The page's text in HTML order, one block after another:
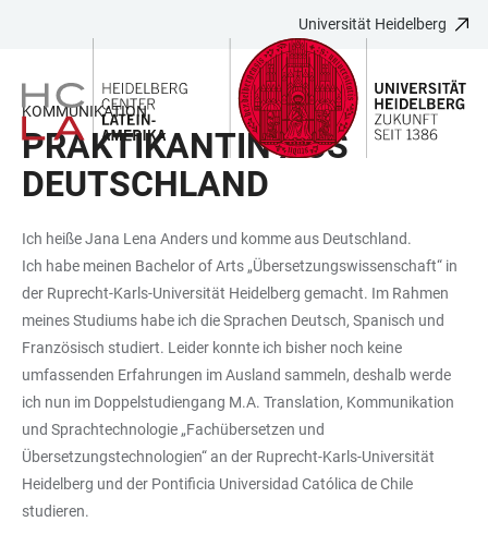
ZUR
BARRIEREFREIHEIT
Universität Heidelberg
KOMMUNIKATION
PRAKTIKANTIN AUS
DEUTSCHLAND
Ich heiße Jana Lena Anders und komme aus Deutschland.
Ich habe meinen Bachelor of Arts „Übersetzungswissenschaft“ in
der Ruprecht-Karls-Universität Heidelberg gemacht. Im Rahmen
meines Studiums habe ich die Sprachen Deutsch, Spanisch und
Französisch studiert. Leider konnte ich bisher noch keine
umfassenden Erfahrungen im Ausland sammeln, deshalb werde
ich nun im Doppelstudiengang M.A. Translation, Kommunikation
und Sprachtechnologie „Fachübersetzen und
Übersetzungstechnologien“ an der Ruprecht-Karls-Universität
Heidelberg und der Pontificia Universidad Católica de Chile
studieren.